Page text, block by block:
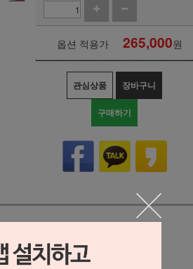
옵션 적용가 265,000원
관심상품 장바구니
구매하기
상세정보 새창 열기